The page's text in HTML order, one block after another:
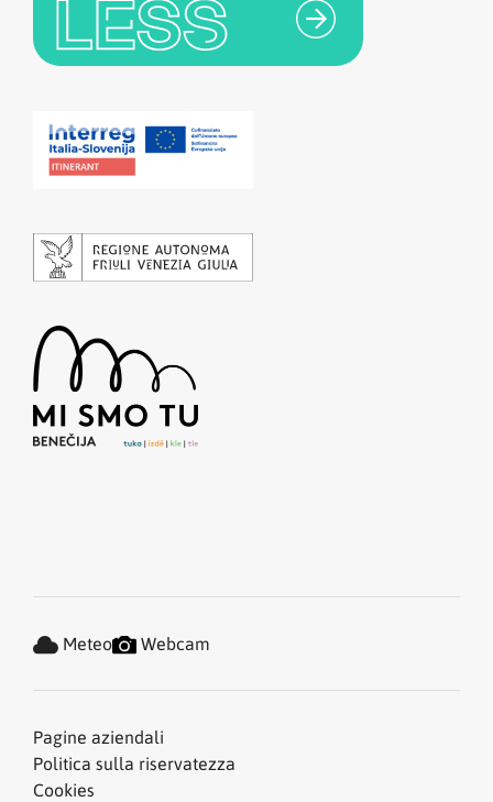
Pagine aziendali
Politica sulla riservatezza
Cookies
Meteo Webcam